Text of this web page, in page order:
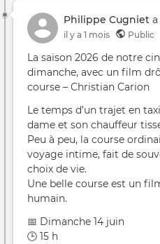
Philippe Cugniet
il y a 1 mois Public
La saison 2026 de notre
dimanche, avec un film
course – Christian Carion
Le temps d’un trajet en
dame et son chauffeur
Peu à peu, la course
voyage intime, fait de
choix de vie.
Une belle course est un
humain.
📅 Dimanche 14 juin
🕒 15 h